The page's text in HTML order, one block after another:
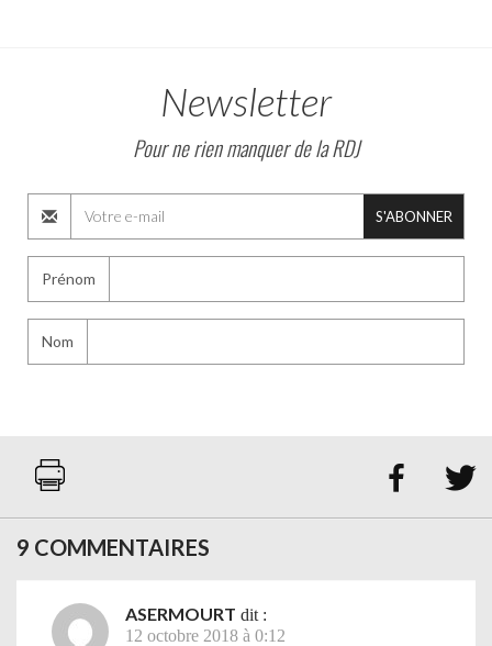
Newsletter
Pour ne rien manquer de la RDJ
S'ABONNER
Prénom
Nom
 
9 COMMENTAIRES
ASERMOURT dit :
12 octobre 2018 à 0:12